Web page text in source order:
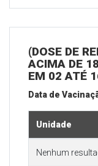
(DOSE DE
ACIMA DE
EM 02 ATÉ
Data de
Unidade
Nenhum